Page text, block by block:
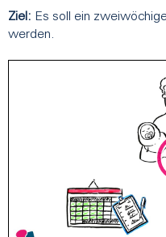
Ziel: Es soll ein
werden.